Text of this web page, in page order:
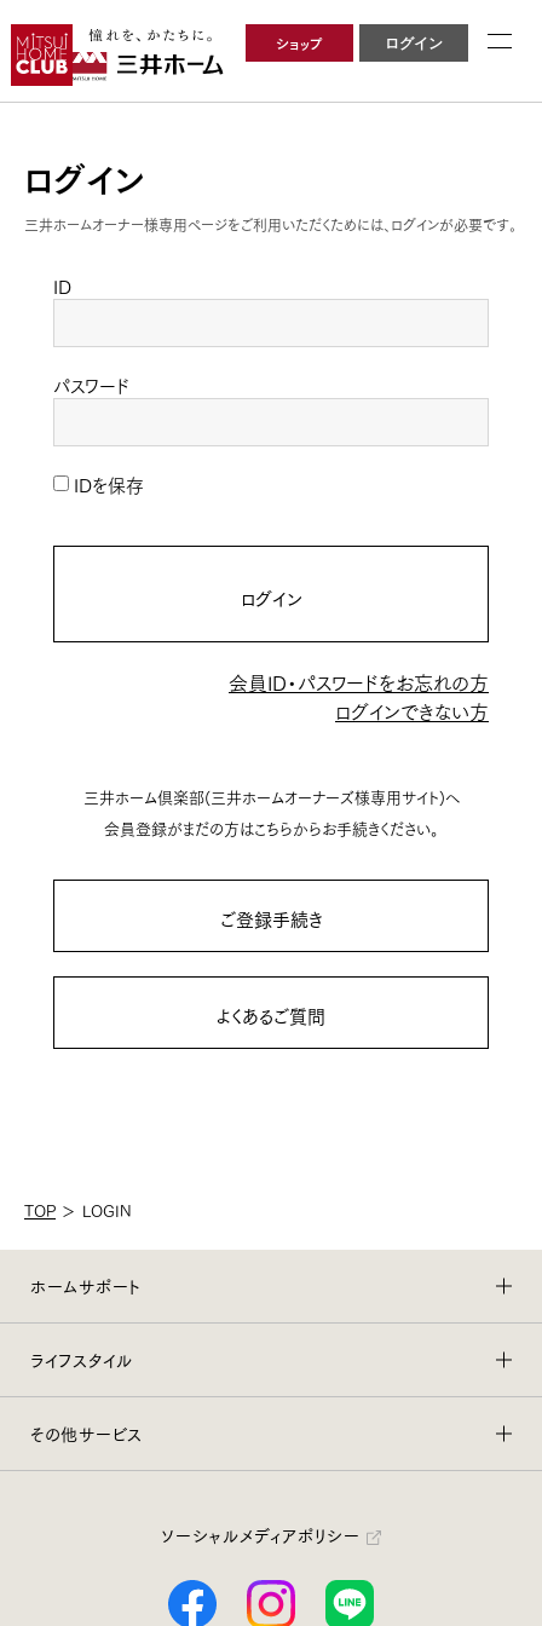
ショップ ログイン
ログイン
三井ホームオーナー様専用ページをご利用いただくためには、ログインが必要です。
ID
パスワード
IDを保存
ログイン
会員ID・パスワードをお忘れの方
ログインできない方
三井ホーム倶楽部(三井ホームオーナーズ様専用サイト)へ
会員登録がまだの方はこちらからお手続きください。
ご登録手続き
よくあるご質問
TOP ＞ LOGIN
ホームサポート
ライフスタイル
その他サービス
ソーシャルメディアポリシー